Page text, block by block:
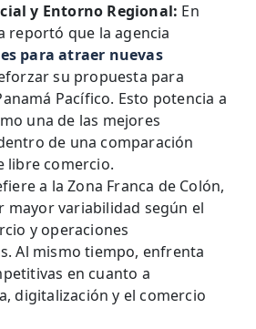
y Entorno Regional: En
reportó que la agencia
para atraer nuevas
su propuesta para
Pacífico. Esto potencia a
una de las mejores
de una comparación
libre comercio.
a la Zona Franca de Colón,
mayor variabilidad según el
y operaciones
Al mismo tiempo, enfrenta
en cuanto a
digitalización y el comercio